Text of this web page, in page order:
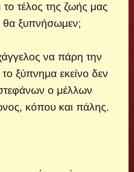
το τέλος της ζωής μας
θα ξυπνήσωμεν;
να πάρη την
ξύπνημα εκείνο δεν
ο μέλλων
κόπου και πάλης.